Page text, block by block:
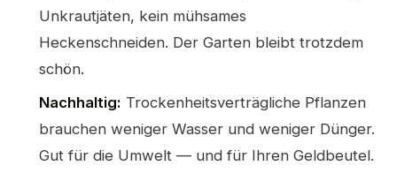
Unkrautjäten, kein mühsames
Heckenschneiden. Der Garten bleibt trotzdem
schön.
Nachhaltig: Trockenheitsverträgliche Pflanzen
brauchen weniger Wasser und weniger Dünger.
Gut für die Umwelt — und für Ihren Geldbeutel.